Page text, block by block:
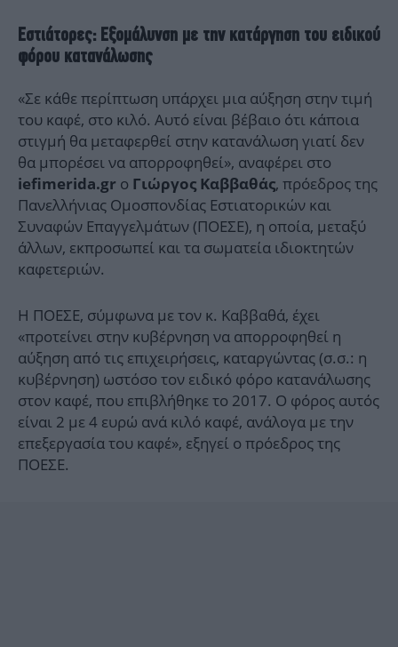
Εστιάτορες: Εξομάλυνση με την κατάργηση του ειδικού
φόρου κατανάλωσης
«Σε κάθε περίπτωση υπάρχει μια αύξηση στην τιμή
του καφέ, στο κιλό. Αυτό είναι βέβαιο ότι κάποια
στιγμή θα μεταφερθεί στην κατανάλωση γιατί δεν
θα μπορέσει να απορροφηθεί», αναφέρει στο
iefimerida.gr ο Γιώργος Καββαθάς, πρόεδρος της
Πανελλήνιας Ομοσπονδίας Εστιατορικών και
Συναφών Επαγγελμάτων (ΠΟΕΣΕ), η οποία, μεταξύ
άλλων, εκπροσωπεί και τα σωματεία ιδιοκτητών
καφετεριών.
Η ΠΟΕΣΕ, σύμφωνα με τον κ. Καββαθά, έχει
«προτείνει στην κυβέρνηση να απορροφηθεί η
αύξηση από τις επιχειρήσεις, καταργώντας (σ.σ.: η
κυβέρνηση) ωστόσο τον ειδικό φόρο κατανάλωσης
στον καφέ, που επιβλήθηκε το 2017. Ο φόρος αυτός
είναι 2 με 4 ευρώ ανά κιλό καφέ, ανάλογα με την
επεξεργασία του καφέ», εξηγεί ο πρόεδρος της
ΠΟΕΣΕ.